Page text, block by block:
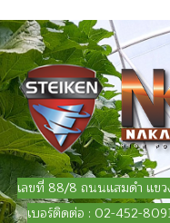
เลขที่ 88/8 ถนนแสมดำ แขว
เบอร์ติดต่อ : 02-452-